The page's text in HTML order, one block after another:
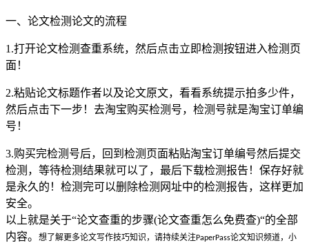
一、论文检测论文的流程
1.打开论文检测查重系统，然后点击立即检测按钮进入检测页
面！
2.粘贴论文标题作者以及论文原文，看看系统提示拍多少件，
然后点击下一步！去淘宝购买检测号，检测号就是淘宝订单编
号！
3.购买完检测号后，回到检测页面粘贴淘宝订单编号然后提交
检测，等待检测结果就可以了，最后下载检测报告！保存好就
是永久的！检测完可以删除检测网址中的检测报告，这样更加
安全。
以上就是关于“论文查重的步骤(论文查重怎么免费查)“的全部
内容。
想了解更多论文写作技巧知识，请持续关注PaperPass论文知识频道，小